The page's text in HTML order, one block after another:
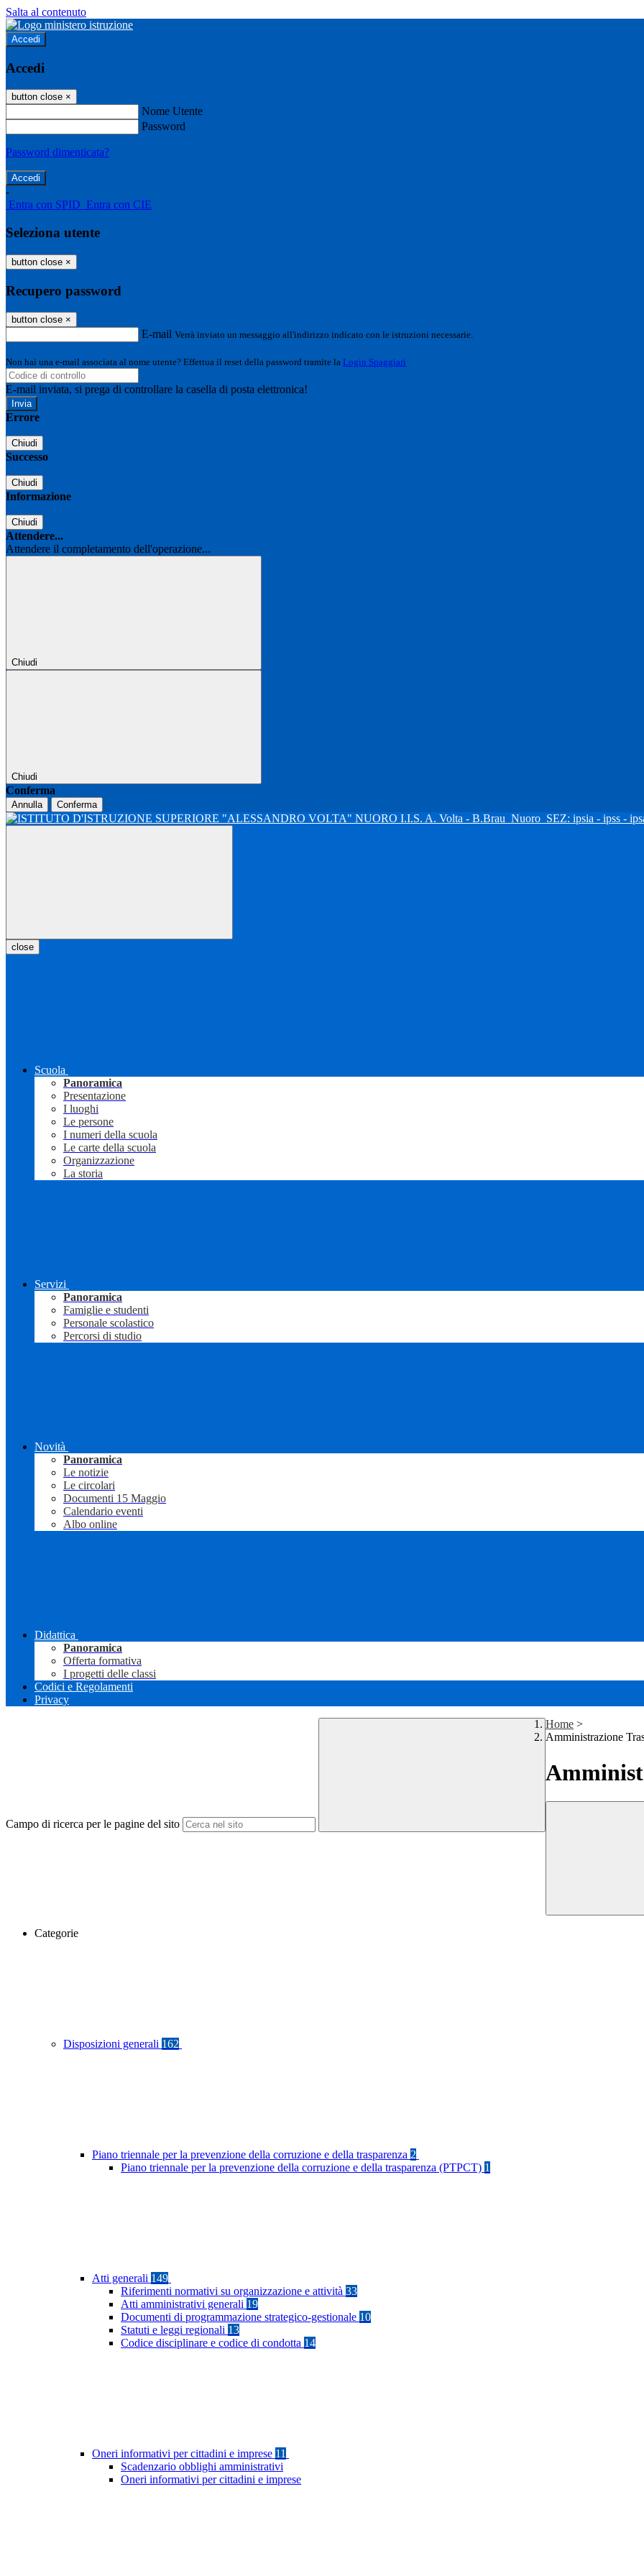
Salta al contenuto
Accedi
Accedi
button close ×
Nome Utente
Password
Password dimenticata?
-
Entra con SPID Entra con CIE
Seleziona utente
button close ×
Recupero password
button close ×
E-mail Verrà inviato un messaggio all'indirizzo indicato con le istruzioni necessarie.
Non hai una e-mail associata al nome utente? Effettua il reset della password tramite la Login Spaggiari
E-mail inviata, si prega di controllare la casella di posta elettronica!
Errore
Chiudi
Successo
Chiudi
Informazione
Chiudi
Attendere...
Attendere il completamento dell'operazione...
Chiudi
Chiudi
Conferma
Annulla Conferma
I.I.S. A. Volta - B.Brau Nuoro SEZ: ipsia - ipss -
close
Scuola
Panoramica
Presentazione
I luoghi
Le persone
I numeri della scuola
Le carte della scuola
Organizzazione
La storia
Servizi
Panoramica
Famiglie e studenti
Personale scolastico
Percorsi di studio
Novità
Panoramica
Le notizie
Le circolari
Documenti 15 Maggio
Calendario eventi
Albo online
Didattica
Panoramica
Offerta formativa
I progetti delle classi
Codici e Regolamenti
Privacy
Campo di ricerca per le pagine del sito
Home >
Amministrazione
Categorie
Disposizioni generali 162
Piano triennale per la prevenzione della corruzione e della trasparenza 2
Piano triennale per la prevenzione della corruzione e della trasparenza (PTPCT) 1
Atti generali 149
Riferimenti normativi su organizzazione e attività 33
Atti amministrativi generali 19
Documenti di programmazione strategico-gestionale 10
Statuti e leggi regionali 13
Codice disciplinare e codice di condotta 14
Oneri informativi per cittadini e imprese 11
Scadenzario obblighi amministrativi
Oneri informativi per cittadini e imprese